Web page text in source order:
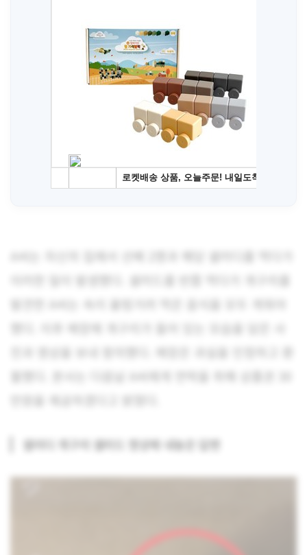
발견한 A씨는 속이 울렁거려 먹은 음식을 모두 게워야
샐러디 개구리 샐러드 영상에 내놓은 답변